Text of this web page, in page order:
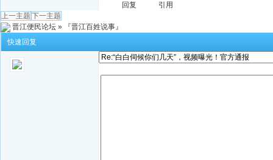
回复
引用
上一主题 下一主题
晋江便民论坛 »
『晋江百姓说事』
快速回复